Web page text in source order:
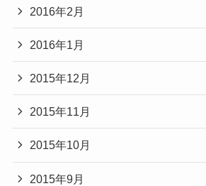
2016年2月
2016年1月
2015年12月
2015年11月
2015年10月
2015年9月